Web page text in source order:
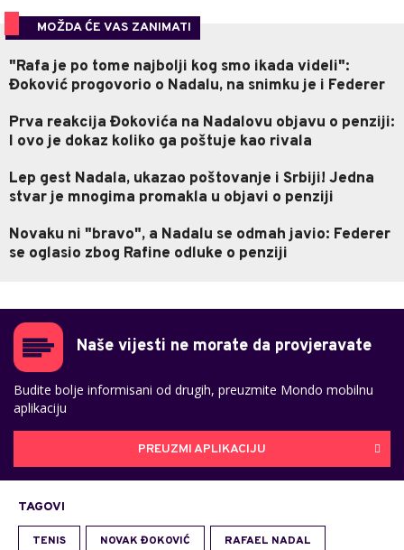
MOŽDA ĆE VAS ZANIMATI
"Rafa je po tome najbolji kog smo ikada videli":
Đoković progovorio o Nadalu, na snimku je i Federer
Prva reakcija Đokovića na Nadalovu objavu o penziji:
I ovo je dokaz koliko ga poštuje kao rivala
Lep gest Nadala, ukazao poštovanje i Srbiji! Jedna
stvar je mnogima promakla u objavi o penziji
Novaku ni "bravo", a Nadalu se odmah javio: Federer
se oglasio zbog Rafine odluke o penziji
Naše vijesti ne morate da provjeravate
Budite bolje informisani od drugih, preuzmite Mondo mobilnu
aplikaciju
PREUZMI APLIKACIJU
TAGOVI
TENIS NOVAK ĐOKOVIĆ RAFAEL NADAL